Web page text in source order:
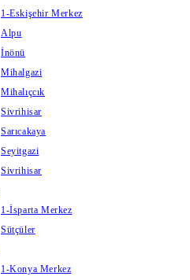
1-Eskişehir Merkez
Alpu
İnönü
Mihalgazi
Mihalıçcık
Sivrihisar
Sarıcakaya
Seyitgazi
Sivrihisar
1-İsparta Merkez
Sütçüler
1-Konya Merkez